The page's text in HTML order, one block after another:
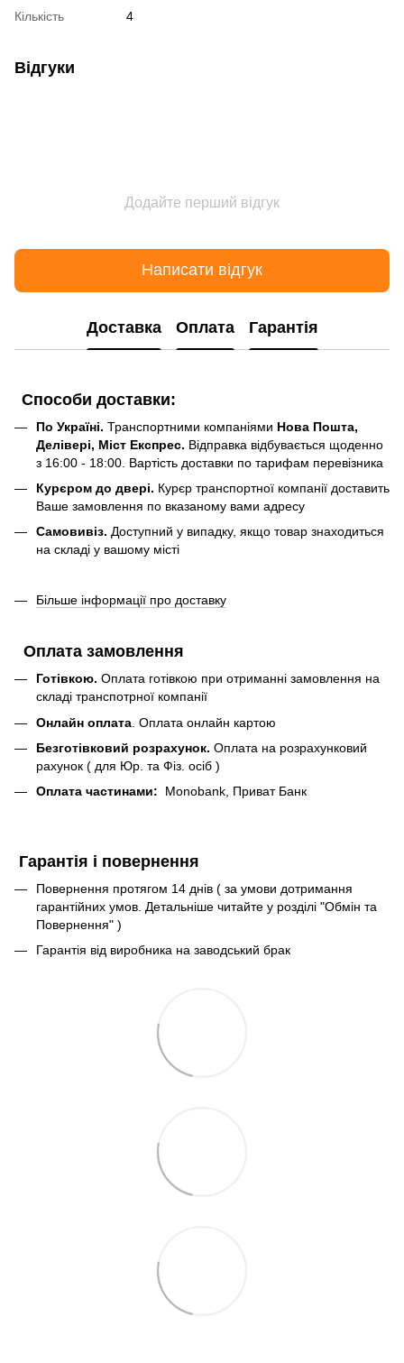
Кількість 4
Відгуки
Додайте перший відгук
Написати відгук
Доставка Оплата Гарантія
Способи доставки:
По Україні. Транспортними компаніями Нова Пошта,
Делівері, Міст Експрес. Відправка відбувається щоденно
з 16:00 - 18:00. Вартість доставки по тарифам перевізника
Курєром до двері. Курєр транспортної компанії доставить
Ваше замовлення по вказаному вами адресу
Самовивіз. Доступний у випадку, якщо товар знаходиться
на складі у вашому місті
Більше інформації про доставку
Оплата замовлення
Готівкою. Оплата готівкою при отриманні замовлення на
складі транспотрної компанії
Онлайн оплата . Оплата онлайн картою
Безготівковий розрахунок. Оплата на розрахунковий
рахунок ( для Юр. та Фіз. осіб )
Оплата частинами: Monobank, Приват Банк
Гарантія і повернення
Повернення протягом 14 днів ( за умови дотримання
гарантійних умов. Детальніше читайте у розділі "Обмін та
Повернення" )
Гарантія від виробника на заводський брак